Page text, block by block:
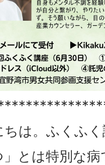
ちは。ふくふ
」とは特別な